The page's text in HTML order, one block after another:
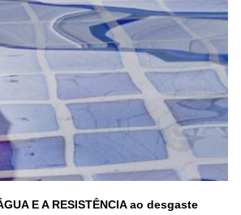
E A RESISTÊNCIA ao desgaste